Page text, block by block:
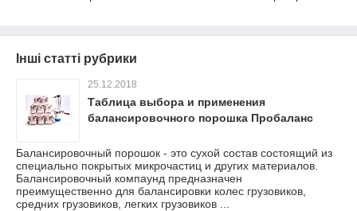
Інші статті рубрики
25.12.2018
Таблица выбора и применения
балансировочного порошка Пробаланс
Балансировочный порошок - это сухой состав состоящий из
специально покрытых микрочастиц и других материалов.
Балансировочный компаунд предназначен
преимущественно для балансировки колес грузовиков,
средних грузовиков, легких грузовиков ...